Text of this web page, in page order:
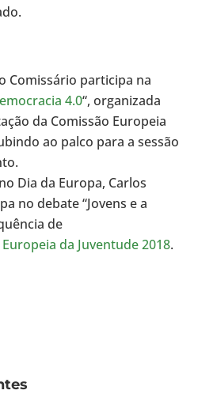
Comissário participa na
4.0“, organizada
da Comissão Europeia
ao palco para a sessão
Dia da Europa, Carlos
no debate “Jovens e a
de
da Juventude 2018.